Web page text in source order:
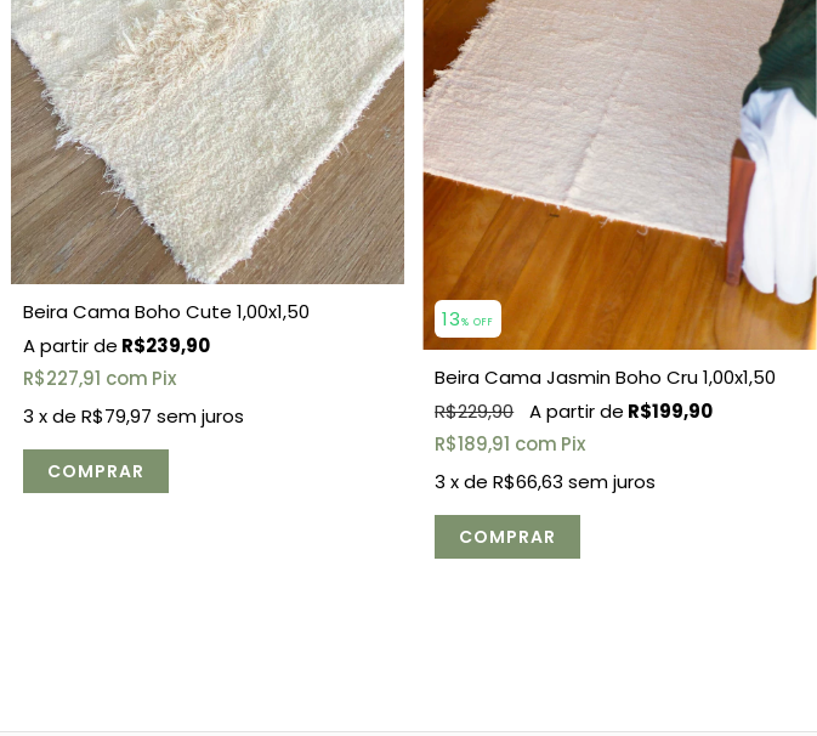
Beira Cama Boho Cute 1,00x1,50
R$239,90
R$227,91 com Pix
3 x de R$79,97 sem juros
13% OFF
Beira Cama Jasmin Boho Cru 1,00x1,50
R$229,90
R$199,90
R$189,91 com Pix
3 x deR$66,63 sem juros